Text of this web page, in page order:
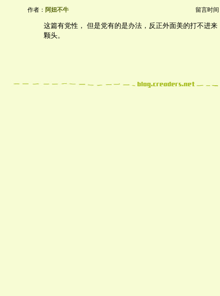
作者： 阿妞不牛 留言时间
这篇有党性， 但是党有的是办法，反正外面美的打不进来
颗头。